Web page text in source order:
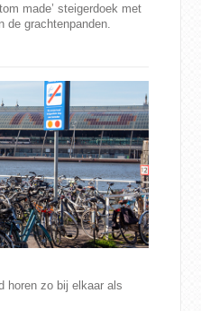
made’ steigerdoek met
de grachtenpanden.
horen zo bij elkaar als